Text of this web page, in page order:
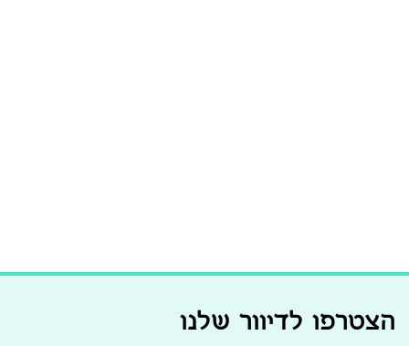
הצטרפו לדיוור שלנו